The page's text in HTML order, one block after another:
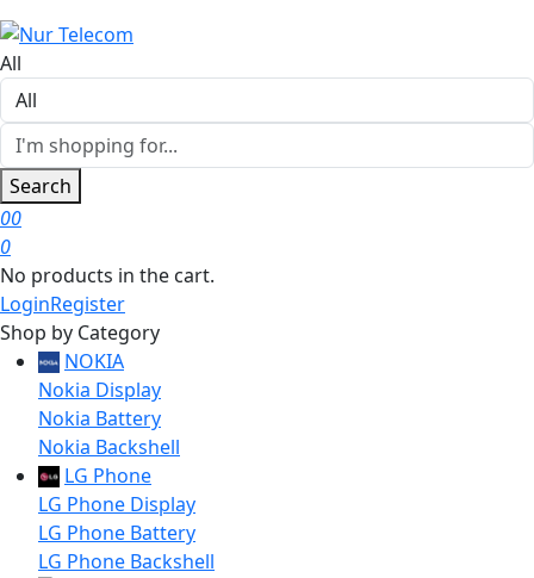
All
Search
00
0
No products in the cart.
LoginRegister
Shop by Category
NOKIA
Nokia Display
Nokia Battery
Nokia Backshell
LG Phone
LG Phone Display
LG Phone Battery
LG Phone Backshell